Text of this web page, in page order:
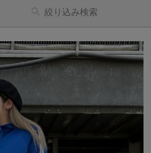
絞り込み検索